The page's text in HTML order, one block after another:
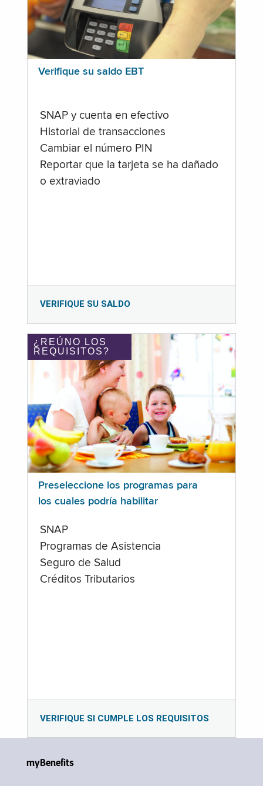
Verifique su saldo EBT
SNAP y cuenta en efectivo
Historial de transacciones
Cambiar el número PIN
Reportar que la tarjeta se ha dañado
o extraviado
VERIFIQUE SU SALDO
¿REÚNO LOS
REQUISITOS?
Preseleccione los programas para
los cuales podría habilitar
SNAP
Programas de Asistencia
Seguro de Salud
Créditos Tributarios
VERIFIQUE SI CUMPLE LOS REQUISITOS
myBenefits